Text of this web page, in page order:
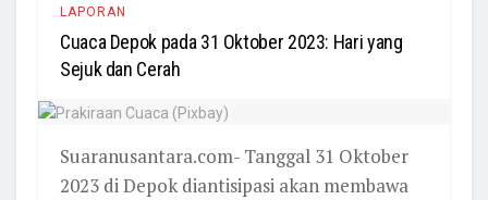
LAPORAN
Cuaca Depok pada 31 Oktober 2023: Hari yang
Sejuk dan Cerah
Suaranusantara.com- Tanggal 31 Oktober
2023 di Depok diantisipasi akan membawa